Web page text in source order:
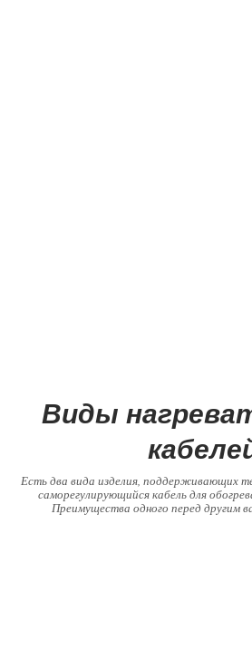
Виды
Есть два вида изделия, поддерживающих
саморегулирующийся кабель для
Преимущества одного перед другим